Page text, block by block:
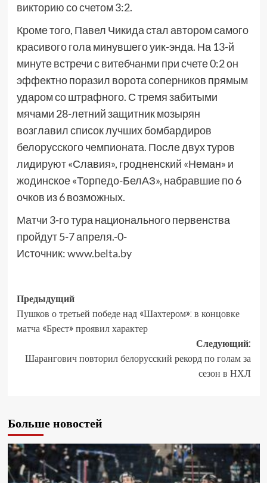
викторию со счетом 3:2.
Кроме того, Павел Чикида стал автором самого
красивого гола минувшего уик-энда. На 13-й
минуте встречи с витебчанми при счете 0:2 он
эффектно поразил ворота соперников прямым
ударом со штрафного. С тремя забитыми
мячами 28-летний защитник мозырян
возглавил список лучших бомбардиров
белорусского чемпионата. После двух туров
лидируют «Славия», гродненский «Неман» и
жодинское «Торпедо-БелАЗ», набравшие по 6
очков из 6 возможных.
Матчи 3-го тура национального первенства
пройдут 5-7 апреля.-0-
Источник:www.belta.by
Предыдущий
Пушков о третьей победе над «Шахтером»: в концовке
матча «Брест» проявил характер
Следующий:
Шарангович повторил белорусский рекорд по голам за
сезон в НХЛ
Больше новостей